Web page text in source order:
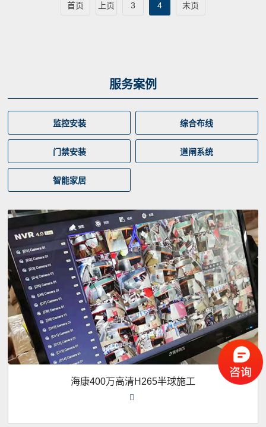
首页 上页 3 4 末页
服务案例
监控安装 综合布线
门禁安装 道闸系统
智能家居
海康400万高清H265半球施工
